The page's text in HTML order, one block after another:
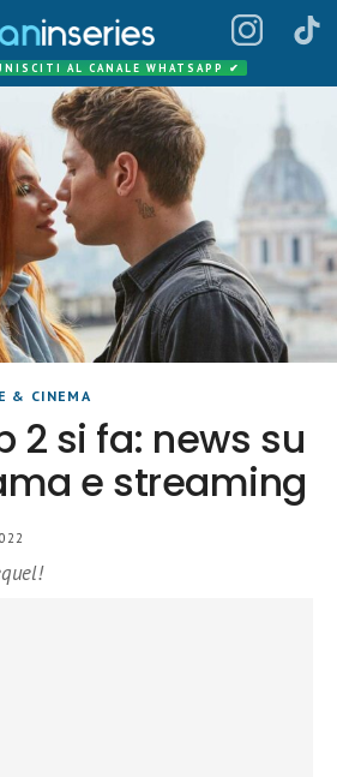
AL CANALE WHATSAPP ✔
& CINEMA
2 si fa: news su
e streaming